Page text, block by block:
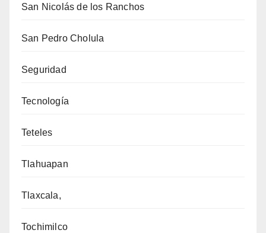
San Nicolás de los Ranchos
San Pedro Cholula
Seguridad
Tecnología
Teteles
Tlahuapan
Tlaxcala,
Tochimilco